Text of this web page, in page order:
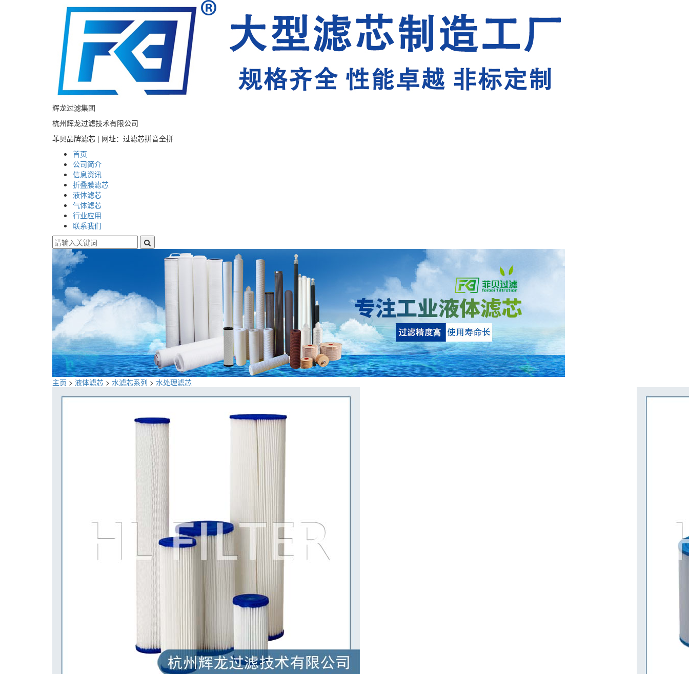
辉龙过滤集团
杭州辉龙过滤技术有限公司
菲贝品牌滤芯 | 网址：过滤芯拼音全拼
首页
公司简介
信息资讯
折叠膜滤芯
液体滤芯
气体滤芯
行业应用
联系我们
主页 > 液体滤芯 > 水滤芯系列 > 水处理滤芯